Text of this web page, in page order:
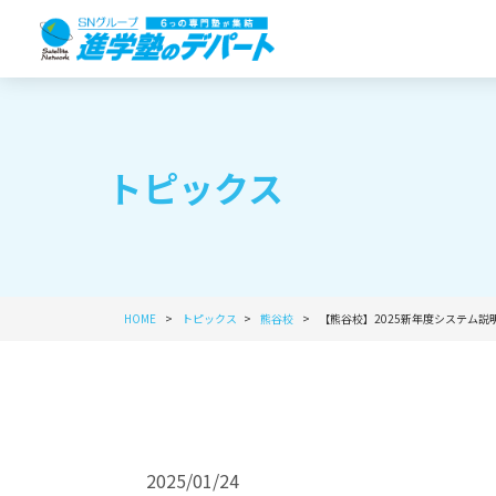
トピックス
HOME トピックス 熊谷校 【熊谷校】2025新年度システム説
2025/01/24